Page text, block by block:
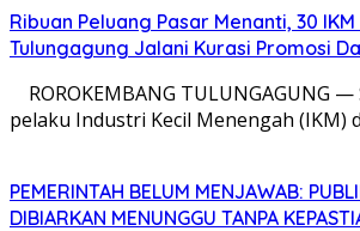
Ribuan Peluang Pasar Menanti, 30 IKM
Tulungagung Jalani Kurasi Promosi
ROROKEMBANG TULUNGAGUNG
pelaku Industri Kecil Menengah (IKM)
PEMERINTAH BELUM MENJAWAB:
DIBIARKAN MENUNGGU TANPA